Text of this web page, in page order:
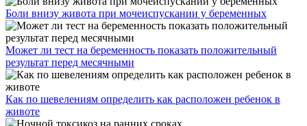
Боли внизу живота при мочеиспускании у беременных
Может ли тест на беременность показать положительный
результат перед месячными
Как по шевелениям определить как расположен ребенок в
животе